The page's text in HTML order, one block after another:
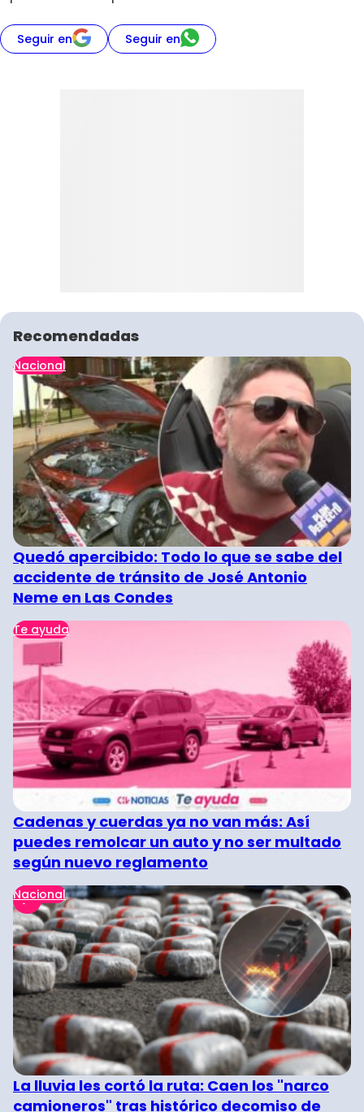
Seguir en Seguir en
Recomendadas
Nacional
Quedó apercibido: Todo lo que se sabe del
accidente de tránsito de José Antonio
Neme en Las Condes
Te ayuda
Cadenas y cuerdas ya no van más: Así
puedes remolcar un auto y no ser multado
según nuevo reglamento
Nacional
La lluvia les cortó la ruta: Caen los "narco
camioneros" tras histórico decomiso de